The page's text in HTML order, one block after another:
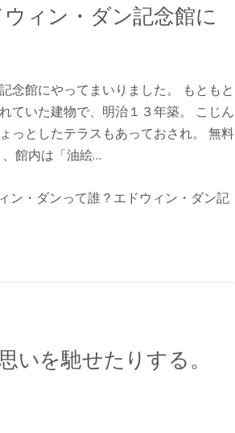
ィン・ダン記念館に
念館にやってまいりました。 もともと
ていた建物で、明治１３年築。 こじん
っとしたテラスもあっておされ。 無料
館内は「油絵…
いを馳せたりする。